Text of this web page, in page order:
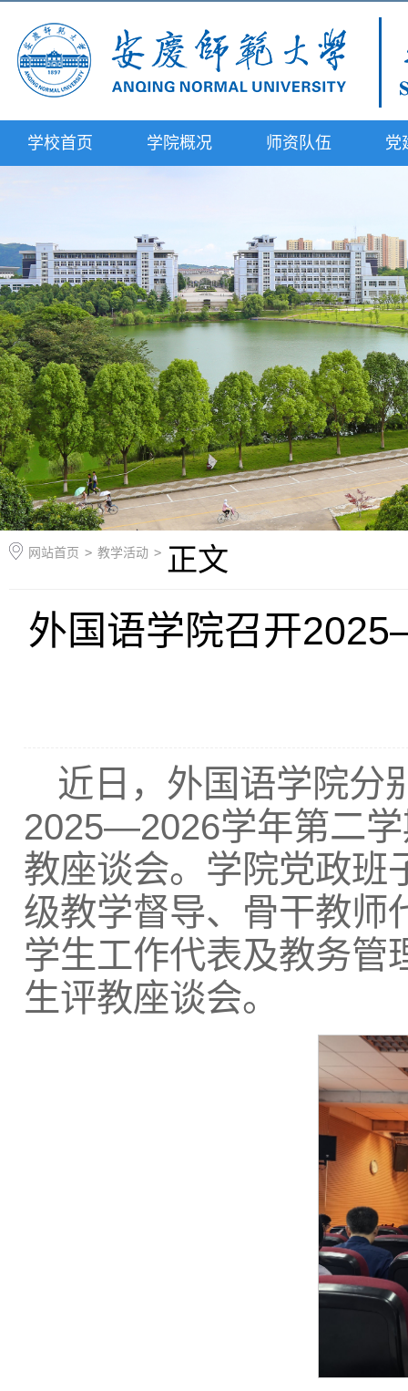
学校首页 学院概况 师资队伍 党
网站首页 > 教学活动 > 正文
外国语学院召开
近日，外国语学院分
2025—2026学年第二
教座谈会。学院党政班
级教学督导、骨干教师
学生工作代表及教务管
生评教座谈会。